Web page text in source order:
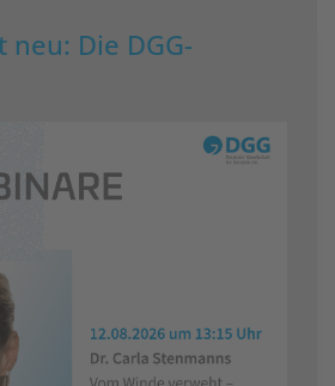
neu: Die DGG-